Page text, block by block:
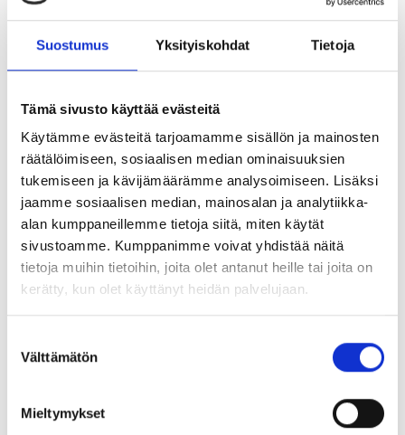
Suostumus Yksityiskohdat Tietoja
Tämä sivusto käyttää evästeitä
Käytämme evästeitä tarjoamamme sisällön ja mainosten
räätälöimiseen, sosiaalisen median ominaisuuksien
tukemiseen ja kävijämäärämme analysoimiseen. Lisäksi
jaamme sosiaalisen median, mainosalan ja analytiikka-
alan kumppaneillemme tietoja siitä, miten käytät
sivustoamme. Kumppanimme voivat yhdistää näitä
tietoja muihin tietoihin, joita olet antanut heille tai joita on
kerätty, kun olet käyttänyt heidän palvelujaan.
valinta
Välttämätön
Mieltymykset
8/16 mm (Sepeli)
16/32 mm (Sepeli)
Sora
Soranottamomme sijaitsee Lohjanharjun Karjaan
päässä ja Karjalohjan Lönnhammarin kylässä. Alueilta
löytyy soralajeja kaikenlaiseen rakentamiseen.
Erikokoista soraa erilaisiin rakennuskohteisiin on
varastossa ja sitä seulotaan myös pyynnön mukaan.
Tarjoamamme sorat tällä hetkellä:
Hieno täytesora